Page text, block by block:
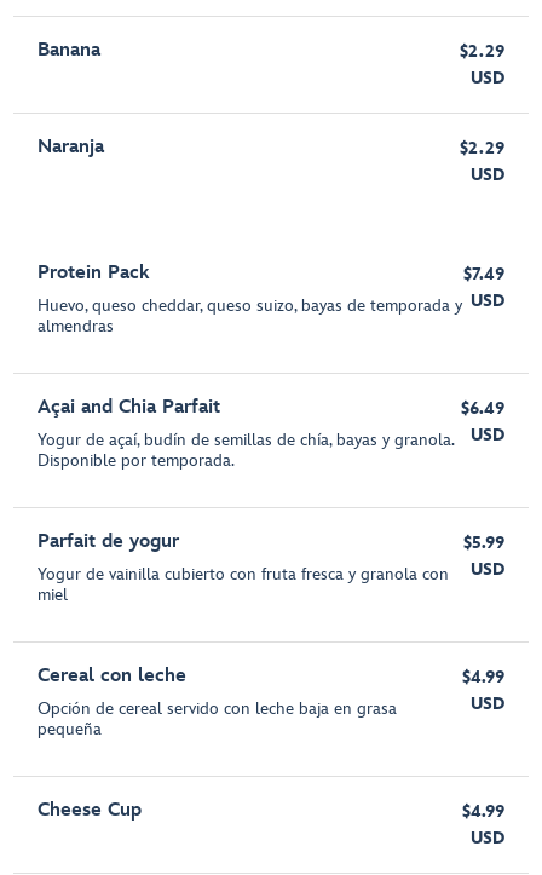
Banana
$2.29
USD
Naranja
$2.29
USD
Protein Pack
Huevo, queso cheddar, queso suizo, bayas de temporada y
almendras
$7.49
USD
Açai and Chia Parfait
Yogur de açaí, budín de semillas de chía, bayas y granola.
Disponible por temporada.
$6.49
USD
Parfait de yogur
Yogur de vainilla cubierto con fruta fresca y granola con
miel
$5.99
USD
Cereal con leche
Opción de cereal servido con leche baja en grasa
pequeña
$4.99
USD
Cheese Cup
$4.99
USD